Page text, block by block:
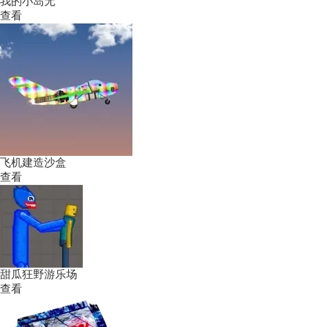
查看
飞机建造沙盒
查看
甜瓜狂野游乐场
查看